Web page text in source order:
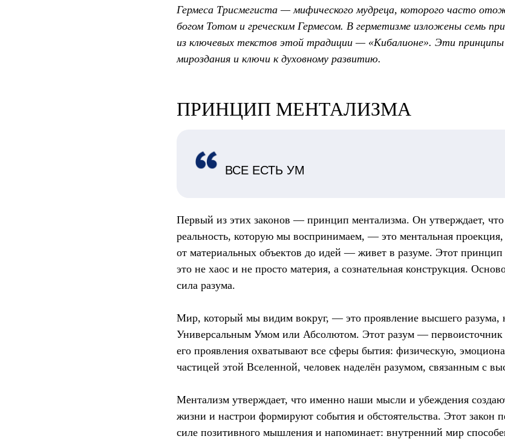
Гермеса Трисмегиста — мифического мудреца, которого часто
богом Тотом и греческим Гермесом. В герметизме изложены семь
из ключевых текстов этой традиции — «Кибалионе». Эти
мироздания и ключи к духовному развитию.
ПРИНЦИП МЕНТАЛИЗМА
ВСЕ ЕСТЬ УМ
Первый из этих законов — принцип ментализма. Он утверждает, что
реальность, которую мы воспринимаем, — это ментальная
от материальных объектов до идей — живет в разуме. Этот
это не хаос и не просто материя, а сознательная конструкция.
сила разума.
Мир, который мы видим вокруг, — это проявление высшего разума,
Универсальным Умом или Абсолютом. Этот разум — первоисточник
его проявления охватывают все сферы бытия: физическую,
частицей этой Вселенной, человек наделён разумом, связанным с
Ментализм утверждает, что именно наши мысли и убеждения
жизни и настрои формируют события и обстоятельства. Этот закон
силе позитивного мышления и напоминает: внутренний мир